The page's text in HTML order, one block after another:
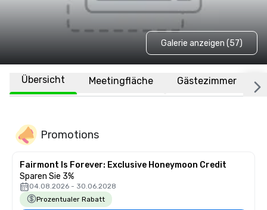
Galerie anzeigen (57)
Übersicht Meetingfläche Gästezimmer
Promotions
Fairmont Is Forever: Exclusive Honeymoon Credit
Sparen Sie 3%
04.08.2026 - 30.06.2028
Prozentualer Rabatt